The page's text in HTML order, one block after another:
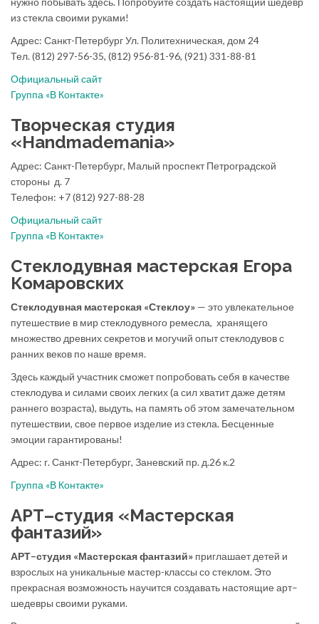
из стекла своими руками!
Адрес: Санкт-Петербург Ул. Политехническая, дом 24
Тел. (812) 297-56-35, (812) 956-81-96, (921) 331-88-81
Официальный сайт
Группа «В Контакте»
Творческая студия
«Handmademania»
Адрес: Санкт-Петербург, Малый проспект Петроградской
стороны д. 7
Телефон: +7 (812) 927-88-28
Официальный сайт
Группа «В Контакте»
Стеклодувная мастерская Егора
Комаровских
Стеклодувная мастерская «Стеклоу» — это увлекательное
путешествие в мир стеклодувного ремесла, хранящего
множество древних секретов и могучий опыт стеклодувов с
ранних веков по наше время.
Здесь каждый участник сможет попробовать себя в качестве
стеклодува и силами своих легких (а сил хватит даже детям
раннего возраста), выдуть, на память об этом замечательном
путешествии, свое первое изделие из стекла. Бесценные
эмоции гарантированы!
Адрес: г. Санкт-Петербург, Заневский пр. д.26 к.2
Группа «В Контакте»
АРТ–студия «Мастерская
фантазий»
АРТ–студия «Мастерская фантазий» приглашает детей и
взрослых на уникальные мастер-классы со стеклом. Это
прекрасная возможность научится создавать настоящие арт–
шедевры своими руками.